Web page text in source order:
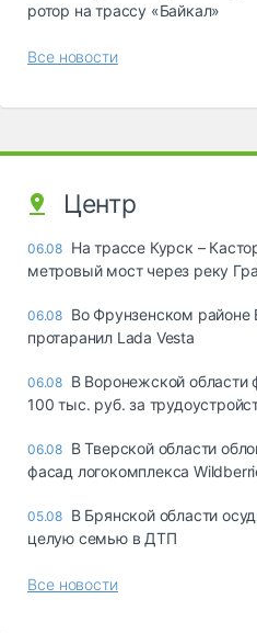
ротор на трассу «Байкал»
Все новости
Центр
06.08 На трассе Курск –
метровый мост через реку
06.08 Во Фрунзенском
протаранил Lada Vesta
06.08 В Воронежской
100 тыс. руб. за
06.08 В Тверской области
фасад логокомплекса
05.08 В Брянской области
целую семью в ДТП
Все новости